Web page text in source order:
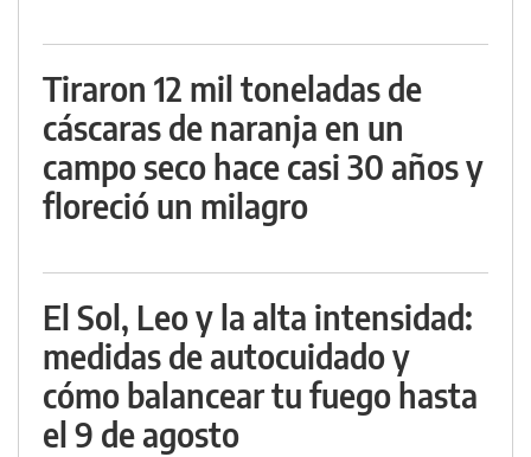
Tiraron 12 mil toneladas de
cáscaras de naranja en un
campo seco hace casi 30 años y
floreció un milagro
El Sol, Leo y la alta intensidad:
medidas de autocuidado y
cómo balancear tu fuego hasta
el 9 de agosto